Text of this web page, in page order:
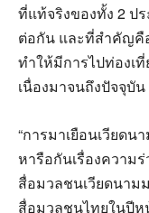
ที่แท้จริงของทั้ง 2 ป
ต่อกัน และที่สำคัญคื
ทำให้มีการไปท่องเ
เนื่องมาจนถึงปัจจุบัน
“การมาเยือนเวียด
หารือกันเรื่องความ
สื่อมวลชนเวียดนา
สื่อมวลชนไทยในปี